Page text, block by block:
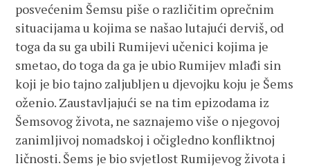
posvećenim Šemsu piše o različitim oprečnim
situacijama u kojima se našao lutajući derviš, od
toga da su ga ubili Rumijevi učenici kojima je
smetao, do toga da ga je ubio Rumijev mlađi sin
koji je bio tajno zaljubljen u djevojku koju je Šems
oženio. Zaustavljajući se na tim epizodama iz
Šemsovog života, ne saznajemo više o njegovoj
zanimljivoj nomadskoj i očigledno konfliktnoj
ličnosti. Šems je bio svjetlost Rumijevog života i